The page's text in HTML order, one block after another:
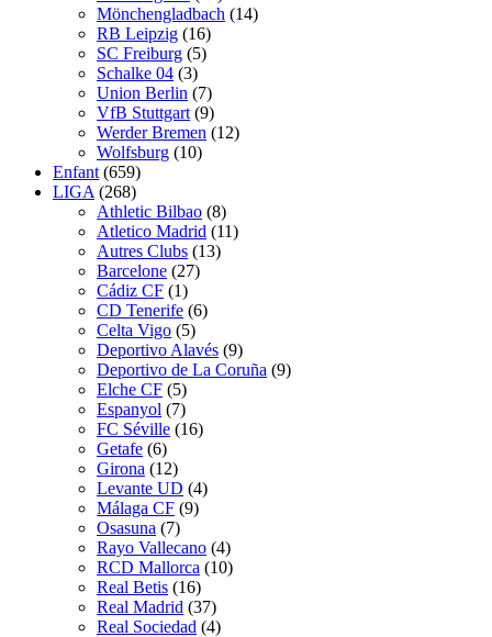
Mönchengladbach (14)
RB Leipzig (16)
SC Freiburg (5)
Schalke 04 (3)
Union Berlin (7)
VfB Stuttgart (9)
Werder Bremen (12)
Wolfsburg (10)
Enfant (659)
LIGA (268)
Athletic Bilbao (8)
Atletico Madrid (11)
Autres Clubs (13)
Barcelone (27)
Cádiz CF (1)
CD Tenerife (6)
Celta Vigo (5)
Deportivo Alavés (9)
Deportivo de La Coruña (9)
Elche CF (5)
Espanyol (7)
FC Séville (16)
Getafe (6)
Girona (12)
Levante UD (4)
Málaga CF (9)
Osasuna (7)
Rayo Vallecano (4)
RCD Mallorca (10)
Real Betis (16)
Real Madrid (37)
Real Sociedad (4)